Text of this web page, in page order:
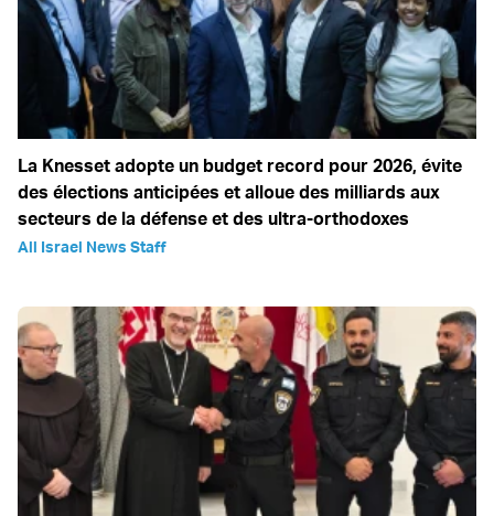
La Knesset adopte un budget record pour 2026, évite
des élections anticipées et alloue des milliards aux
secteurs de la défense et des ultra-orthodoxes
All Israel News Staff